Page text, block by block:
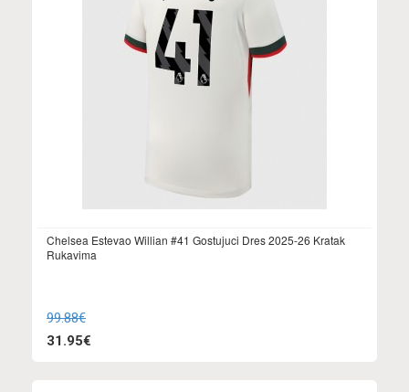
Chelsea Estevao Willian #41 Gostujuci Dres 2025-26 Kratak
Rukavima
99.88€
31.95€